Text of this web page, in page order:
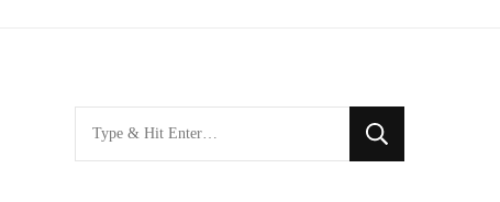
找
什